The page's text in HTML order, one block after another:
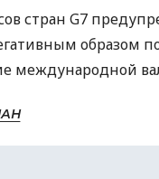
стран G7
образом
международной